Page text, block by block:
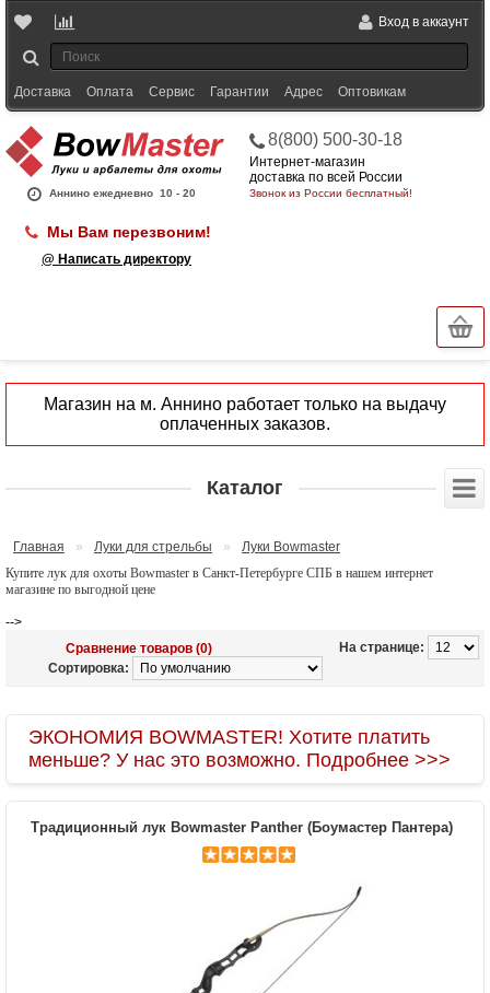
Вход в аккаунт
Доставка Оплата Сервис Гарантии Адрес Оптовикам
Аннино ежедневно 10 - 20
8(800) 500-30-18
Интернет-магазин
доставка по всей России
Звонок из России бесплатный!
Мы Вам перезвоним!
@ Написать директору
Магазин на м. Аннино работает только на выдачу
оплаченных заказов.
Каталог
Главная » Луки для стрельбы »
Луки Bowmaster
Купите лук для охоты Bowmaster в Санкт-Петербурге СПБ в нашем интернет
магазине по выгодной цене
-->
На странице:
Сравнение товаров (0)
Сортировка:
ЭКОНОМИЯ BOWMASTER! Хотите платить
меньше? У нас это возможно. Подробнее >>>
Традиционный лук Bowmaster Panther (Боумастер Пантера)